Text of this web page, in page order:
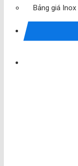
Bảng giá Inox